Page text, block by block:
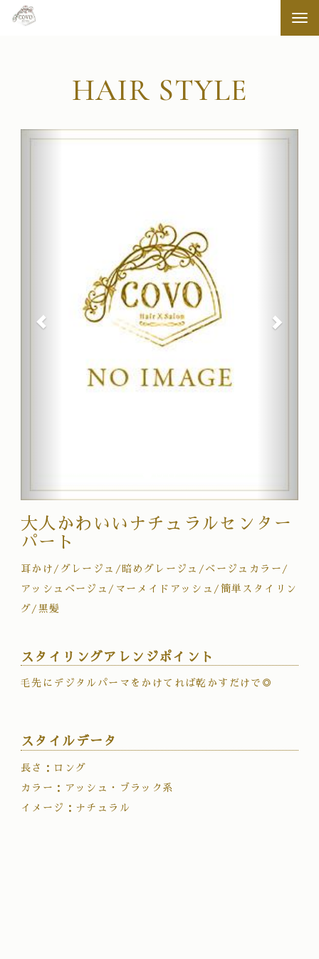
HAIR STYLE
前
次
大人かわいいナチュラルセンター
パート
耳かけ/グレージュ/暗めグレージュ/ベージュカラー/
アッシュベージュ/マーメイドアッシュ/簡単スタイリン
グ/黒髪
スタイリングアレンジポイント
毛先にデジタルパーマをかけてれば乾かすだけで◎
スタイルデータ
長さ：ロング
カラー：アッシュ・ブラック系
イメージ：ナチュラル